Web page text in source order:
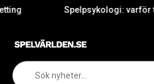
Spelpsykologi: varför
for: